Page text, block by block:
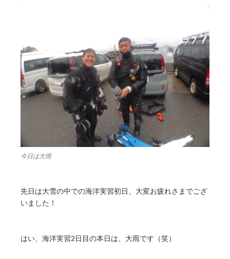
今日は大雨
先日は大雪の中での海洋実習初日、大変お疲れさまでござ
いました！
はい、海洋実習2日目の本日は、大雨です（笑）